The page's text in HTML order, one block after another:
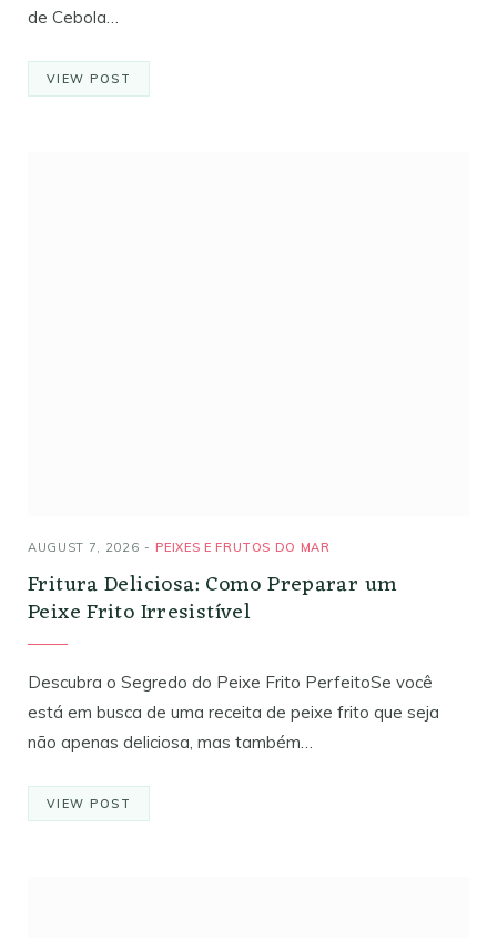
de Cebola…
VIEW POST
AUGUST 7, 2026 PEIXES E FRUTOS DO MAR
Fritura Deliciosa: Como Preparar um
Peixe Frito Irresistível
Descubra o Segredo do Peixe Frito PerfeitoSe você
está em busca de uma receita de peixe frito que seja
não apenas deliciosa, mas também…
VIEW POST